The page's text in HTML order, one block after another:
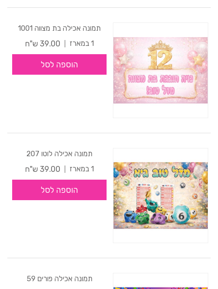
תמונה אכילה בת מצווה 1001
1 במארז
39.00 ש"ח
הוספה לסל
תמונה אכילה לוטו 207
1 במארז
39.00 ש"ח
הוספה לסל
תמונה אכילה פורים 59